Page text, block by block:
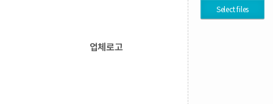
업체로고
Select files